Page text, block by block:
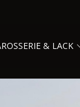
& LACK